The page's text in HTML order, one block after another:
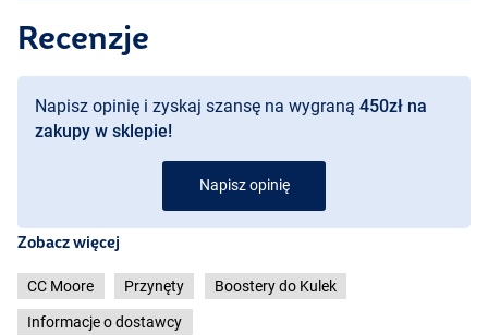
Recenzje
Napisz opinię i zyskaj szansę na wygraną 450zł na
zakupy w sklepie!
Napisz opinię
Zobacz więcej
CC Moore Przynęty Boostery do Kulek
Informacje o dostawcy